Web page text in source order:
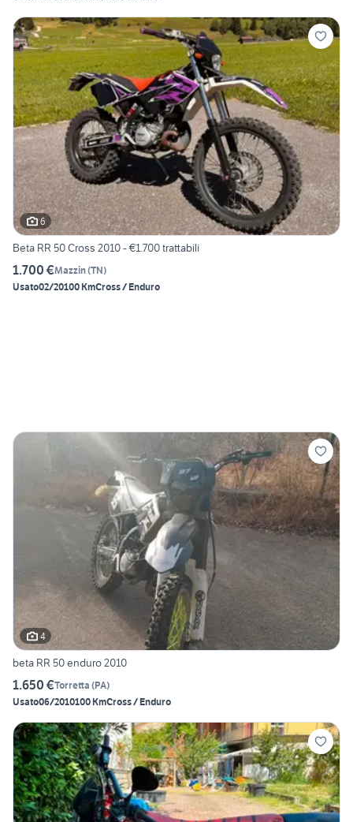
6
Beta RR 50 Cross 2010 - €1.700 trattabili
1.700 €Mazzin(TN)
Usato02/20100 KmCross / Enduro
4
beta RR 50 enduro 2010
1.650 €Torretta (PA)
Usato06/2010100 KmCross / Enduro